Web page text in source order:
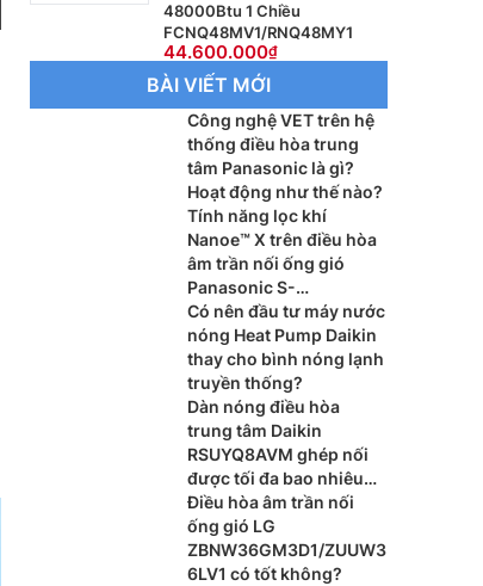
48000Btu 1 Chiều
FCNQ48MV1/RNQ48MY1
44.600.000
BÀI VIẾT MỚI
Công nghệ VET trên hệ
thống điều hòa trung
tâm Panasonic là gì?
Hoạt động như thế nào?
Tính năng lọc khí
Nanoe™ X trên điều hòa
âm trần nối ống gió
Panasonic S-
3448PF3H/U-48PR1H5
hoạt động ra sao?
Có nên đầu tư máy nước
nóng Heat Pump Daikin
thay cho bình nóng lạnh
truyền thống?
Dàn nóng điều hòa
trung tâm Daikin
RSUYQ8AVM ghép nối
được tối đa bao nhiêu
dàn lạnh?
Điều hòa âm trần nối
ống gió LG
ZBNW36GM3D1/ZUUW3
6LV1 có tốt không?